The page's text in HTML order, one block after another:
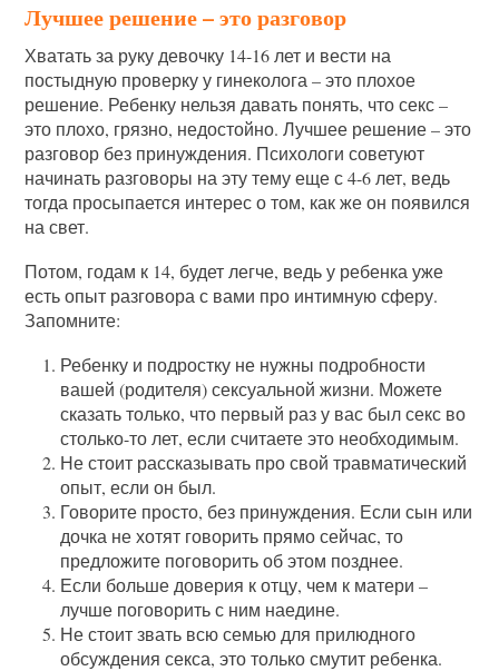
Лучшее решение – это разговор
Хватать за руку девочку 14-16 лет и вести на
постыдную проверку у гинеколога – это плохое
решение. Ребенку нельзя давать понять, что секс –
это плохо, грязно, недостойно. Лучшее решение – это
разговор без принуждения. Психологи советуют
начинать разговоры на эту тему еще с 4-6 лет, ведь
тогда просыпается интерес о том, как же он появился
на свет.
Потом, годам к 14, будет легче, ведь у ребенка уже
есть опыт разговора с вами про интимную сферу.
Запомните:
Ребенку и подростку не нужны подробности
вашей (родителя) сексуальной жизни. Можете
сказать только, что первый раз у вас был секс во
столько-то лет, если считаете это необходимым.
Не стоит рассказывать про свой травматический
опыт, если он был.
Говорите просто, без принуждения. Если сын или
дочка не хотят говорить прямо сейчас, то
предложите поговорить об этом позднее.
Если больше доверия к отцу, чем к матери –
лучше поговорить с ним наедине.
Не стоит звать всю семью для прилюдного
обсуждения секса, это только смутит ребенка.